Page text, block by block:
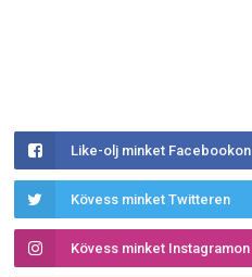
Like-olj minket Facebookon
Kövess minket Twitteren
Kövess minket Instagramon